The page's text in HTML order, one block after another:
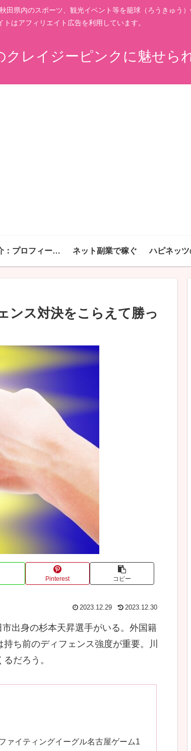
県内のスポーツ、観光イベント等を籠球（ろうきゅう
はアフィリエイト広告を利用しています。
レイジーピンクに魅せら
自己紹介：プロフィール！ ネット副業で稼ぐ
ンス対決をこらえて勝っ
Pinterest コピー
2023.12.29 2023.12.30
出身の杉本天昇選手がいる。外国籍
ち前のディフェンス強度が重要。川
だろう。
ァイティングイーグル名古屋ゲーム1